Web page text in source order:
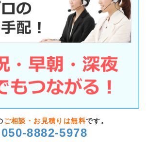
ご相談・お見積りは無料です。
050-8882-5978